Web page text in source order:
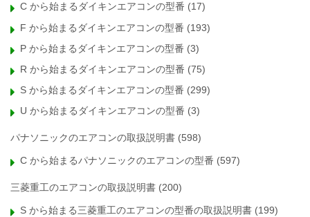
C から始まるダイキンエアコンの型番 (17)
F から始まるダイキンエアコンの型番 (193)
P から始まるダイキンエアコンの型番 (3)
R から始まるダイキンエアコンの型番 (75)
S から始まるダイキンエアコンの型番 (299)
U から始まるダイキンエアコンの型番 (3)
パナソニックのエアコンの取扱説明書 (598)
C から始まるパナソニックのエアコンの型番 (597)
三菱重工のエアコンの取扱説明書 (200)
S から始まる三菱重工のエアコンの型番の取扱説明書 (199)